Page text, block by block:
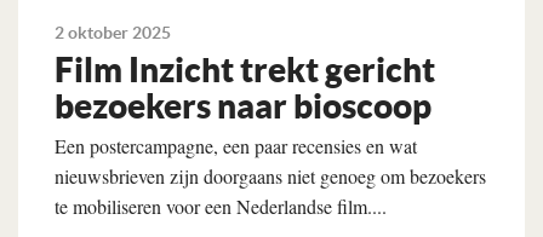
2 oktober 2025
Film Inzicht trekt gericht
be­zoekers naar bios­coop
Een postercampagne, een paar recensies en wat
nieuwsbrieven zijn doorgaans niet genoeg om bezoekers
te mobiliseren voor een Nederlandse film....